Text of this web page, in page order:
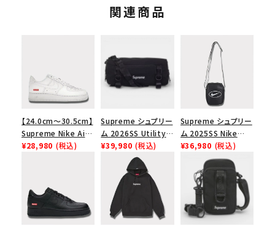
関連商品
【24.0cm～30.5cm】
Supreme Nike Air
Force 1 Low シュプ
¥28,980 (税込)
Supreme シュプリー
ム 2026SS Utility
Bag ユーティリティ
バッグ ブラック
¥39,980 (税込)
Supreme シュプリー
ム 2025SS Nike
Leather Shoulder
Bag ナイキレザーシ
ョルダーバッグ ブラッ
ク 黒
¥36,980 (税込)